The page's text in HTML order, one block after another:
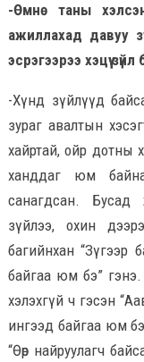
-Өмнө таны
ажиллахад давуу
эсрэгээрээ хэцүү
-Хүнд зүйлүүд
зураг авалтын
хайртай, ойр дотны
ханддаг юм
санагдсан. Бусад
зүйлээ, охин
багийнхан “Зүгээр
байгаа юм бэ”
хэлэхгүй ч гэсэн
ингээд байгаа юм
“Өөр найруулагч